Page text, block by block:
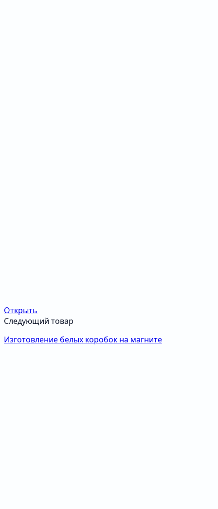
Открыть
Следующий товар
Изготовление белых коробок на магните